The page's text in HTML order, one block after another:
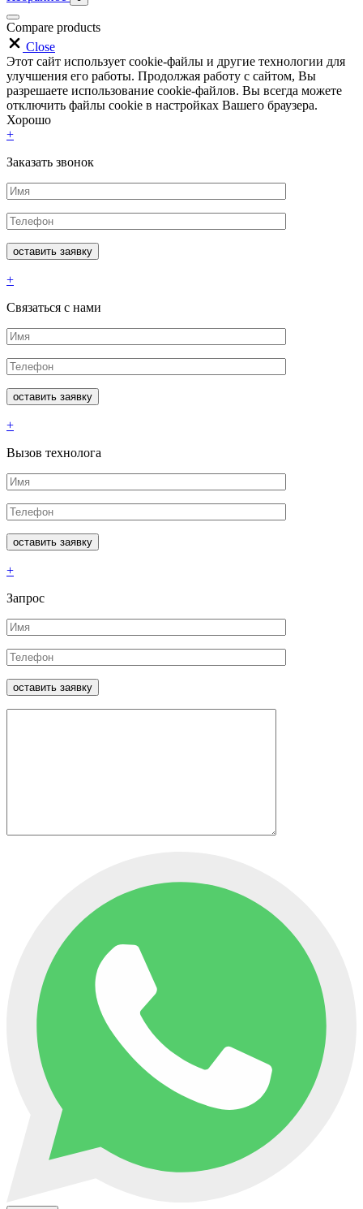
Compare products
Close
Этот сайт использует cookie-файлы и другие технологии для
улучшения его работы. Продолжая работу с сайтом, Вы
разрешаете использование cookie-файлов. Вы всегда можете
отключить файлы cookie в настройках Вашего браузера.
Хорошо
+
Заказать звонок
+
Связаться с нами
+
Вызов технолога
+
Запрос